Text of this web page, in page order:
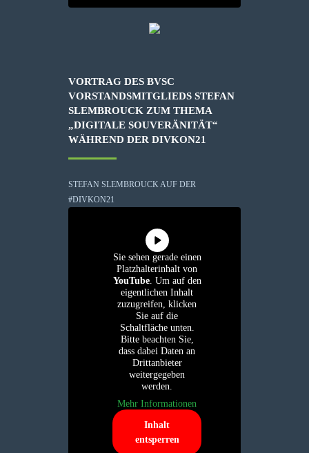
VORTRAG DES BVSC
VORSTANDSMITGLIEDS STEFAN
SLEMBROUCK ZUM THEMA
„DIGITALE SOUVERÄNITÄT“
WÄHREND DER DIVKON21
STEFAN SLEMBROUCK AUF DER
#DIVKON21
Sie sehen gerade einen
Platzhalterinhalt von
YouTube. Um auf den
eigentlichen Inhalt
zuzugreifen, klicken
Sie auf die
Schaltfläche unten.
Bitte beachten Sie,
dass dabei Daten an
Drittanbieter
weitergegeben
werden.
Mehr Informationen
Inhalt
entsperren